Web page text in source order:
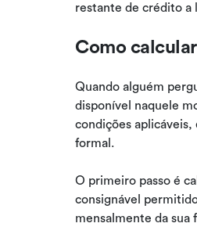
restante de crédito a
Como
Quando alguém
disponível naquele
condições
formal.
O primeiro passo é
consignável
mensalmente da sua